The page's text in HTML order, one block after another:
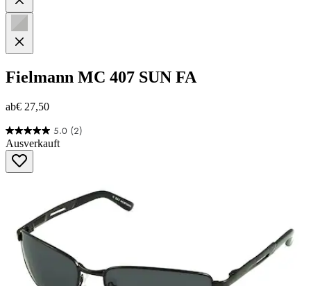
Fielmann MC 407 SUN FA
ab€ 27,50
5.0 (2)
5.0
von
Sternen.
Ausverkauft